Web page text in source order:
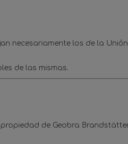
necesariamente los de la
de las mismas.
de Geobra